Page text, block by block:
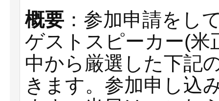
概要 ：参加申請をし
ゲストスピーカー(米
中から厳選した下記
きます。参加申し込